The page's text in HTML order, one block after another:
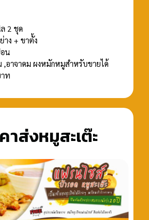
2 ชุด
าง + ขาตั้ง
น
,อาจาดม ผงหมักหมูสำหรับขายได้
ท
าส่งหมูสะเต๊ะ